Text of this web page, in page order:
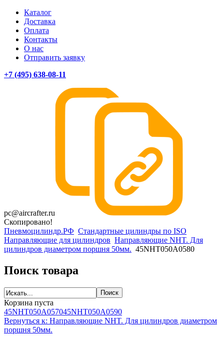
Каталог
Доставка
Оплата
Контакты
О нас
Отправить заявку
+7 (495) 638-08-11
pc@aircrafter.ru
Скопировано!
Пневмоцилиндр.РФ Стандартные цилиндры по ISO
Направляющие для цилиндров Направляющие NHT. Для
цилиндров диаметром поршня 50мм. 45NHT050A0580
Поиск товара
Корзина пуста
45NHT050A057045NHT050A0590
Вернуться к: Направляющие NHT. Для цилиндров диаметром
поршня 50мм.